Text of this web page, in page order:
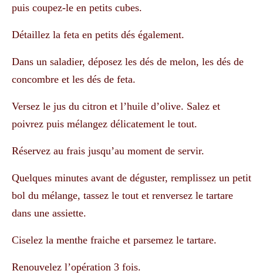
puis coupez-le en petits cubes.
Détaillez la feta en petits dés également.
Dans un saladier, déposez les dés de melon, les dés de
concombre et les dés de feta.
Versez le jus du citron et l’huile d’olive. Salez et
poivrez puis mélangez délicatement le tout.
Réservez au frais jusqu’au moment de servir.
Quelques minutes avant de déguster, remplissez un petit
bol du mélange, tassez le tout et renversez le tartare
dans une assiette.
Ciselez la menthe fraiche et parsemez le tartare.
Renouvelez l’opération 3 fois.